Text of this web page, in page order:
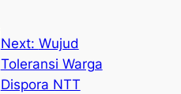
Next: Wujud
Toleransi Warga
Dispora NTT